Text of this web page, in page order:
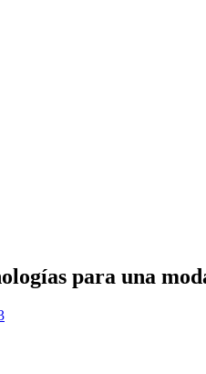
para una